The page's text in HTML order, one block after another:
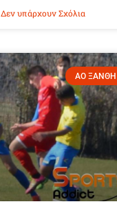
Δεν υπάρχουν Σχόλια
ΑΟ ΞΑΝΘΗ